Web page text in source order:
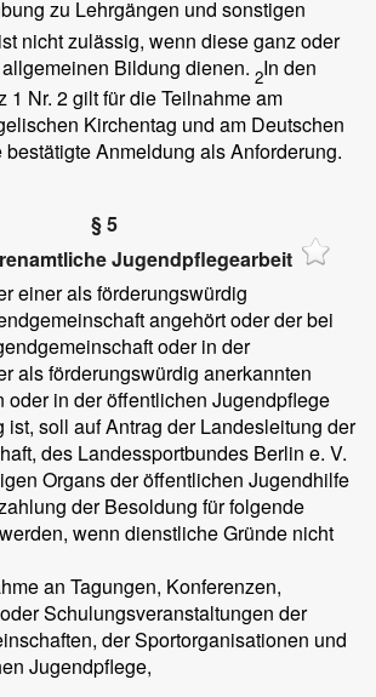
zu Lehrgängen und sonstigen
nicht zulässig, wenn diese ganz oder
Bildung dienen. 2In den
1 Nr. 2 gilt für die Teilnahme am
Kirchentag und am Deutschen
Anmeldung als Anforderung.
§ 5
Jugendpflegearbeit
einer als förderungswürdig
angehört oder der bei
oder in der
als förderungswürdig anerkannten
oder in der öffentlichen Jugendpflege
ist, soll auf Antrag der Landesleitung der
des Landessportbundes Berlin e. V.
Organs der öffentlichen Jugendhilfe
der Besoldung für folgende
wenn dienstliche Gründe nicht
an Tagungen, Konferenzen,
Schulungsveranstaltungen der
der Sportorganisationen und
Jugendpflege,